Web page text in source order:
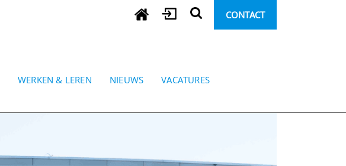
CONTACT
WERKEN & LEREN NIEUWS VACATURES